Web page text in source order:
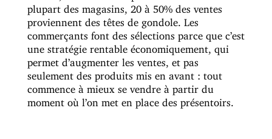
plupart des magasins, 20 à 50% des ventes
proviennent des têtes de gondole. Les
commerçants font des sélections parce que c’est
une stratégie rentable économiquement, qui
permet d’augmenter les ventes, et pas
seulement des produits mis en avant : tout
commence à mieux se vendre à partir du
moment où l’on met en place des présentoirs.